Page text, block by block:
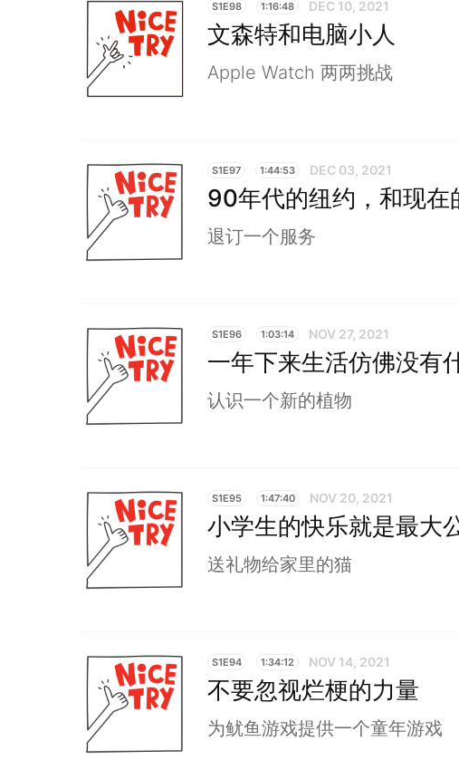
S1E98 1:16:48 DEC 10, 2021
文森特和电脑小人
Apple Watch 两两挑战
S1E97 1:44:53 DEC 03, 2021
90年代的纽约，和现在
退订一个服务
S1E96 1:03:14 NOV 27, 2021
一年下来生活仿佛没有
认识一个新的植物
S1E95 1:47:40 NOV 20, 2021
小学生的快乐就是最大
送礼物给家里的猫
S1E94 1:34:12 NOV 14, 2021
不要忽视烂梗的力量
为鱿鱼游戏提供一个童年游戏